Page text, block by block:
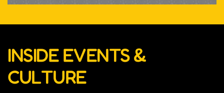
INSIDE EVENTS &
CULTURE